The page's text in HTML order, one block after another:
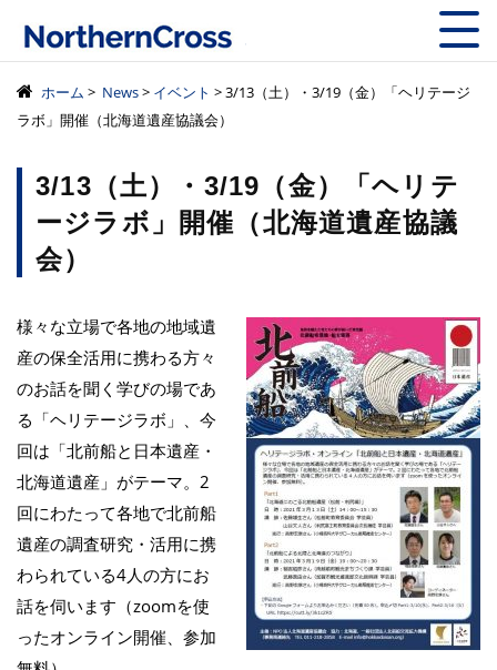
株式会社ノーザン
ホーム > News> イベント > 3/13（土）・3/19（金）「ヘリテージ
ラボ」開催（北海道遺産協議会）
3/13（土）・3/19（金）「ヘリテ
ージラボ」開催（北海道遺産協議
会）
様々な立場で各地の地域遺
産の保全活用に携わる方々
のお話を聞く学びの場であ
る「ヘリテージラボ」、今
回は「北前船と日本遺産・
北海道遺産」がテーマ。2
回にわたって各地で北前船
遺産の調査研究・活用に携
わられている4人の方にお
話を伺います（zoomを使
ったオンライン開催、参加